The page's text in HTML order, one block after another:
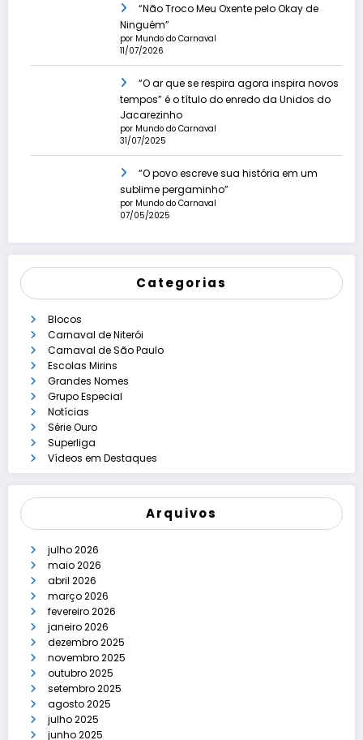
“Não Troco Meu Oxente pelo Okay de
Ninguém”
por Mundo do Carnaval
11/07/2026
“O ar que se respira agora inspira novos
tempos” é o título do enredo da Unidos do
Jacarezinho
por Mundo do Carnaval
31/07/2025
“O povo escreve sua história em um
sublime pergaminho”
por Mundo do Carnaval
07/05/2025
Categorias
Blocos
Carnaval de Niterói
Carnaval de São Paulo
Escolas Mirins
Grandes Nomes
Grupo Especial
Notícias
Série Ouro
Superliga
Vídeos em Destaques
Arquivos
julho 2026
maio 2026
abril 2026
março 2026
fevereiro 2026
janeiro 2026
dezembro 2025
novembro 2025
outubro 2025
setembro 2025
agosto 2025
julho 2025
junho 2025